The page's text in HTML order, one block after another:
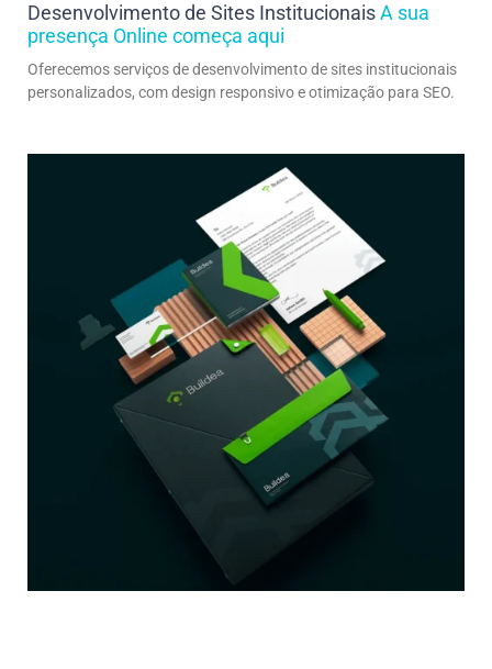
Desenvolvimento de Sites InstitucionaisA sua
presença Online começa aqui
Oferecemos serviços de desenvolvimento de sites institucionais
personalizados, com design responsivo e otimização para SEO.